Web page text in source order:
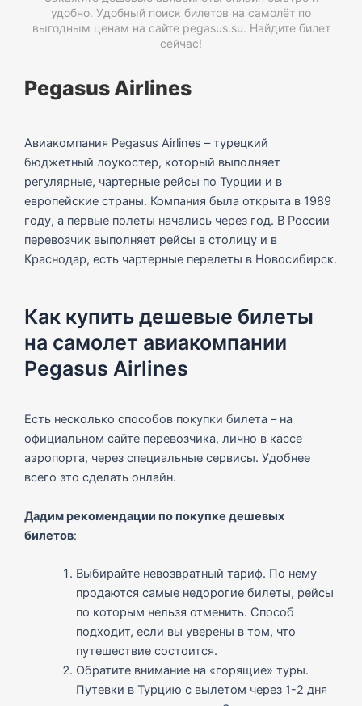
удобно. Удобный поиск билетов на самолёт по
выгодным ценам на сайте pegasus.su. Найдите билет
сейчас!
Pegasus Airlines
Авиакомпания Pegasus Airlines – турецкий
бюджетный лоукостер, который выполняет
регулярные, чартерные рейсы по Турции и в
европейские страны. Компания была открыта в 1989
году, а первые полеты начались через год. В России
перевозчик выполняет рейсы в столицу и в
Краснодар, есть чартерные перелеты в Новосибирск.
Как купить дешевые билеты
на самолет авиакомпании
Pegasus Airlines
Есть несколько способов покупки билета – на
официальном сайте перевозчика, лично в кассе
аэропорта, через специальные сервисы. Удобнее
всего это сделать онлайн.
Дадим рекомендации по покупке дешевых
билетов:
Выбирайте невозвратный тариф. По нему
продаются самые недорогие билеты, рейсы
по которым нельзя отменить. Способ
подходит, если вы уверены в том, что
путешествие состоится.
Обратите внимание на «горящие» туры.
Путевки в Турцию с вылетом через 1-2 дня